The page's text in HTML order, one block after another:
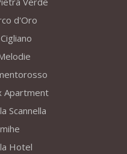
d'Oro
Apartment
Scannella
Hotel